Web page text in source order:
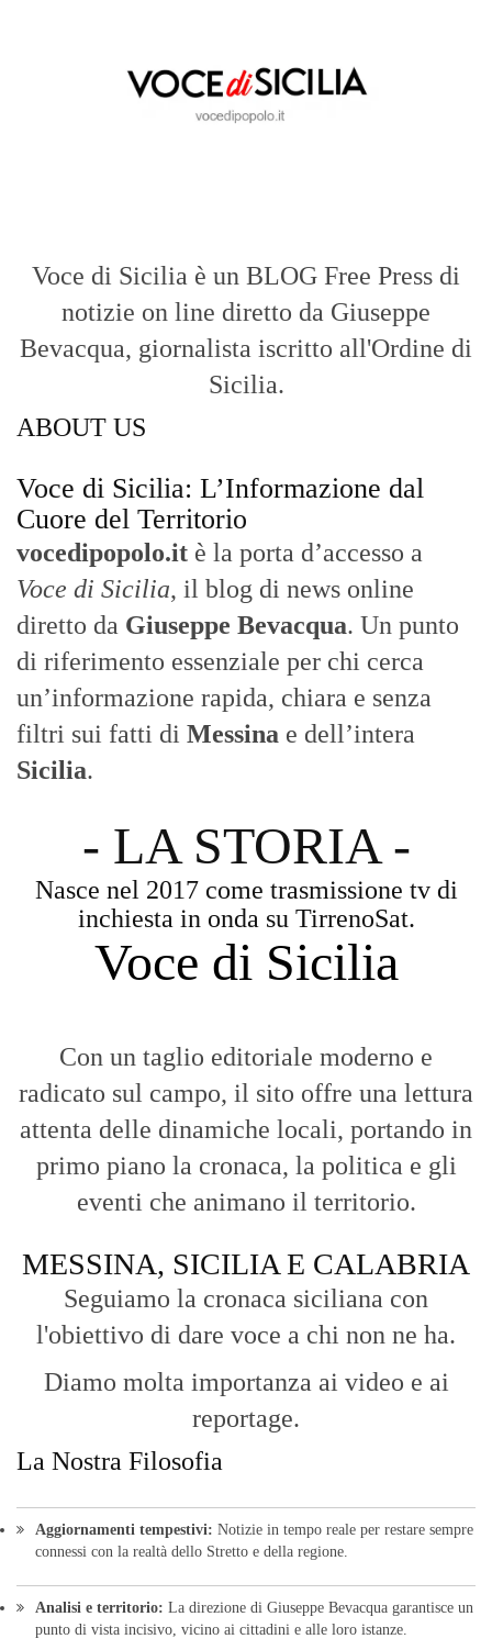
Voce di Sicilia è un BLOG Free Press di
notizie on line diretto da Giuseppe
Bevacqua, giornalista iscritto all'Ordine di
Sicilia.
ABOUT US
Voce di Sicilia: L’Informazione dal
Cuore del Territorio
vocedipopolo.it è la porta d’accesso a
Voce di Sicilia, il blog di news online
diretto da Giuseppe Bevacqua. Un punto
di riferimento essenziale per chi cerca
un’informazione rapida, chiara e senza
filtri sui fatti di Messina e dell’intera
Sicilia.
- LA STORIA -
Nasce nel 2017 come trasmissione tv di
inchiesta in onda su TirrenoSat.
Voce di Sicilia
Con un taglio editoriale moderno e
radicato sul campo, il sito offre una lettura
attenta delle dinamiche locali, portando in
primo piano la cronaca, la politica e gli
eventi che animano il territorio.
MESSINA, SICILIA E CALABRIA
Seguiamo la cronaca siciliana con
l'obiettivo di dare voce a chi non ne ha.
Diamo molta importanza ai video e ai
reportage.
La Nostra Filosofia
Aggiornamenti tempestivi: Notizie in tempo reale per restare sempre
connessi con la realtà dello Stretto e della regione.
Analisi e territorio: La direzione di Giuseppe Bevacqua garantisce un
punto di vista incisivo, vicino ai cittadini e alle loro istanze.